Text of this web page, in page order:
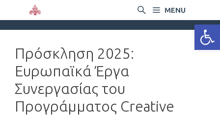
MENU
Πρόσκληση 2025:
Ευρωπαϊκά Έργα
Συνεργασίας του
Προγράμματος Creative